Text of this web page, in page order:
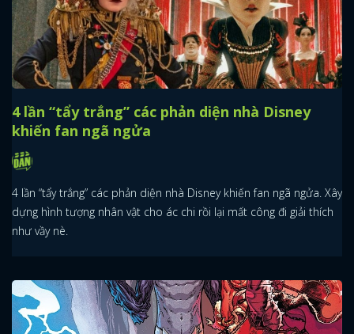
4 lần “tẩy trắng” các phản diện nhà Disney
khiến fan ngã ngửa
4 lần “tẩy trắng” các phản diện nhà Disney khiến fan ngã ngửa. Xây
dựng hình tượng nhân vật cho ác chi rồi lại mất công đi giải thích
như vầy nè.